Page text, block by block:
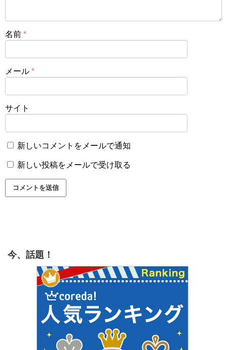
名前 *
メール *
サイト
新しいコメントをメールで通知
新しい投稿をメールで受け取る
今、話題！